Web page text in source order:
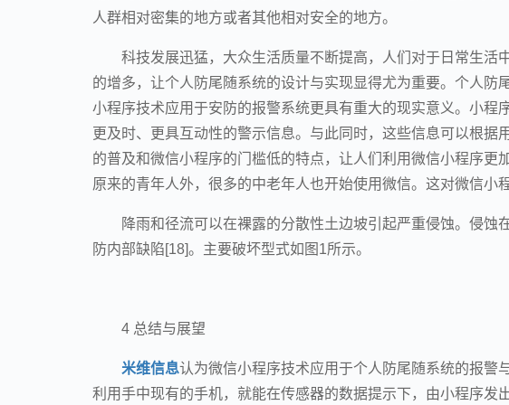
人群相对密集的地方或者其他相对安全的地方。
科技发展迅猛，大众生活质量不断提高，人们对于日常生活
的增多，让个人防尾随系统的设计与实现显得尤为重要。个人防
小程序技术应用于安防的报警系统更具有重大的现实意义。小程
更及时、更具互动性的警示信息。与此同时，这些信息可以根
的普及和微信小程序的门槛低的特点，让人们利用微信小程序更
原来的青年人外，很多的中老年人也开始使用微信。这对微信小
降雨和径流可以在裸露的分散性土边坡引起严重侵蚀。侵
防内部缺陷[18]。主要破坏型式如图1所示。
4 总结与展望
米维信息认为微信小程序技术应用于个人防尾随系统的报警
利用手中现有的手机，就能在传感器的数据提示下，由小程序发